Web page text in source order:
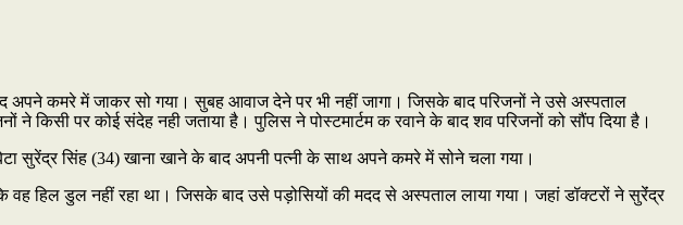
अपने कमरे में जाकर सो गया। सुबह आवाज देने पर भी नहीं जागा। जिसके बाद परिजनों ने उसे अस्पताल
किसी पर कोई संदेह नही जताया है। पुलिस ने पोस्टमार्टम क रवाने के बाद शव परिजनों को सौंप दिया है।
सुरेंद्र सिंह (34) खाना खाने के बाद अपनी पत्नी के साथ अपने कमरे में सोने चला गया।
हिल डुल नहीं रहा था। जिसके बाद उसे पड़ोसियों की मदद से अस्पताल लाया गया। जहां डॉक्टरों ने सुरेंंद्र